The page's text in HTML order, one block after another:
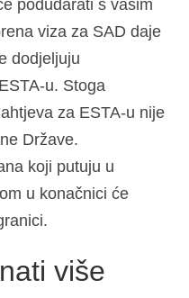
podudarati s vašim
viza za SAD daje
dodjeljuju
u. Stoga
za ESTA-u nije
Države.
koji putuju u
u konačnici će
više